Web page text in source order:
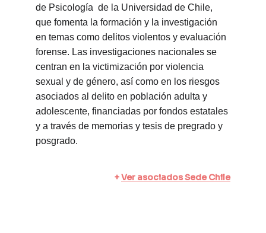
de Psicología  de la Universidad de Chile,
que fomenta la formación y la investigación
en temas como delitos violentos y evaluación
forense. Las investigaciones nacionales se
centran en la victimización por violencia
sexual y de género, así como en los riesgos
asociados al delito en población adulta y
adolescente, financiadas por fondos estatales
y a través de memorias y tesis de pregrado y
posgrado.
+ Ver asociados Sede Chile